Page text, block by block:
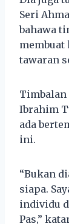
Seri
bahawa
tawaran
Timbalan
Ibrahim
ada
ini.
“Bukan
siapa.
individu
Pas,”